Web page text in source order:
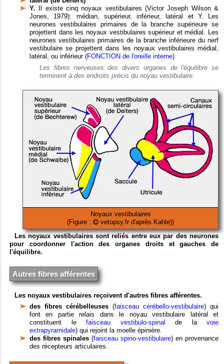
Y. Il existe cinq noyaux vestibulaires (Victor Joseph Wilson &
Jones, 1979): médian, supérieur, inférieur, latéral et Y. Les
neurones vestibulaires primaires de la branche supérieure se
projettent dans les noyaux vestibulaires supérieur et médial. Les
neurones vestibulaires primaires de la branche inférieure du nerf
vestibulaire se projettent dans les noyaux vestibulaires médial,
latéral, ou inférieur (FONCTION de l'oreille interne)
Les fibres nerveuses des divers organes de l'équilibre se
terminent à des endroits précis du noyau vestibulaire.
Noyaux vestibulaires
(Figure :
vetopsy.fr d'après Kahle))
Les noyaux vestibulaires sont reliés entre eux par des neurones
pour coordonner l'action des organes droits et gauches de
l'équilibre.
Autres fibres afférentes
Les noyaux vestibulaires reçoivent d'autres fibres afférentes.
des fibres cérébelleuses (faisceau cérébello-vestibulaire) qui
font en partie relais dans le noyau vestibulaire latéral et
constituent le faisceau vestibulo-spinal de la voie
extrapyramidale) qui rejoint la moelle épinière.
des fibres spinales (faisceau spino-vestibulaire) en provenance
des récepteurs articulaires.